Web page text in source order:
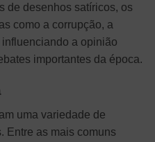
de desenhos satíricos, os
como a corrupção, a
a opinião
importantes da época.
uma variedade de
Entre as mais comuns